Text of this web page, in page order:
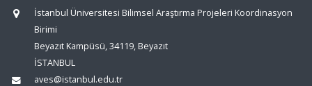
İstanbul Üniversitesi Bilimsel Araştırma Projeleri Koordinasyon
Birimi
Beyazıt Kampüsü, 34119, Beyazıt
İSTANBUL
aves@istanbul.edu.tr